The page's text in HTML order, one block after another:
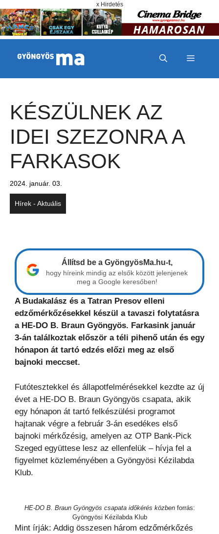
x Hirdetés
MENÜ
KÉSZÜLNEK AZ
IDEI SZEZONRA A
FARKASOK
2024. január. 03.
Hírek - Aktuális
Állítsd be a GyöngyösMa.hu-t,
hogy híreink mindig az elsők között jelenjenek
meg a Google keresőben!
A Budakalász és a Tatran Presov elleni
edzőmérkőzésekkel készül a tavaszi folytatásra
a HE-DO B. Braun Gyöngyös. Farkasink január
3-án találkoztak először a téli pihenő után és egy
hónapon át tartó edzés előzi meg az első
bajnoki meccset.
Futótesztekkel és állapotfelmérésekkel kezdte az új
évet a HE-DO B. Braun Gyöngyös csapata, akik
egy hónapon át tartó felkészülési programot
hajtanak végre a február 3-án esedékes első
bajnoki mérkőzésig, amelyen az OTP Bank-Pick
Szeged együttese lesz az ellenfelük – hívja fel a
figyelmet közleményében a Gyöngyösi Kézilabda
Klub.
HE-DO B. Braun Gyöngyös csapata időkérés közbenforrás:
Gyöngyösi Kézilabda Klub
Mint írják: Addig összesen három edzőmérkőzés